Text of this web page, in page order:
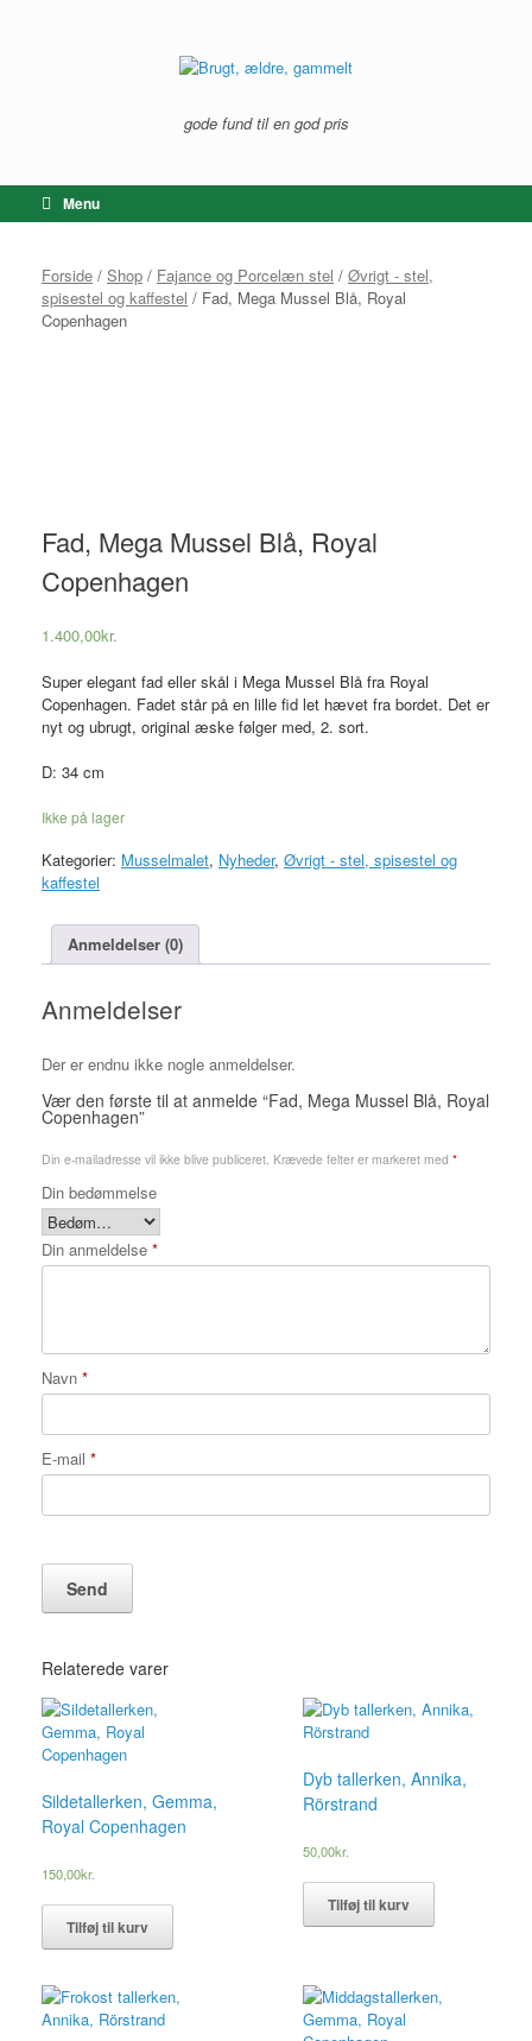
gode fund til en god pris
Menu
Forside / Shop / Fajance og Porcelæn stel / Øvrigt - stel,
spisestel og kaffestel / Fad, Mega Mussel Blå, Royal
Copenhagen
Fad, Mega Mussel Blå, Royal
Copenhagen
1.400,00kr.
Super elegant fad eller skål i Mega Mussel Blå fra Royal
Copenhagen. Fadet står på en lille fid let hævet fra bordet. Det er
nyt og ubrugt, original æske følger med, 2. sort.
D: 34 cm
Ikke på lager
Kategorier: Musselmalet, Nyheder, Øvrigt - stel, spisestel og
kaffestel
Anmeldelser (0)
Anmeldelser
Der er endnu ikke nogle anmeldelser.
Vær den første til at anmelde “Fad, Mega Mussel Blå, Royal
Copenhagen”
Din e-mailadresse vil ikke blive publiceret. Krævede felter er markeret med *
Din bedømmelse
Din anmeldelse *
Navn *
E-mail *
Relaterede varer
Sildetallerken, Gemma,
Royal Copenhagen
150,00kr.
Tilføj til kurv
Dyb tallerken, Annika,
Rörstrand
50,00kr.
Tilføj til kurv